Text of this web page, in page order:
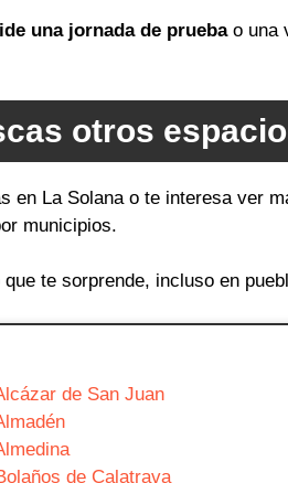
una jornada de pruebao una
otros
en La Solana o te interesa ver
municipios.
te sorprende, incluso en
de San Juan
de Calatrava